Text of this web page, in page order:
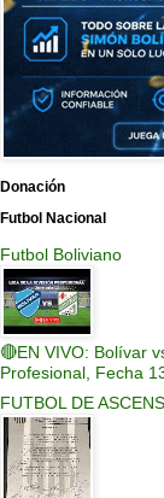
Donación
Futbol Nacional
Futbol Boliviano
🔴EN VIVO: Bolívar
Profesional, Fecha
FUTBOL DE